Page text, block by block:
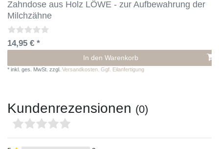
Zahndose aus Holz LÖWE - zur Aufbewahrung der
Milchzähne
14,95 € *
In den Warenkorb
* inkl. ges. MwSt. zzgl. Versandkosten. Ggf. Eilanfertigung
Kundenrezensionen (0)